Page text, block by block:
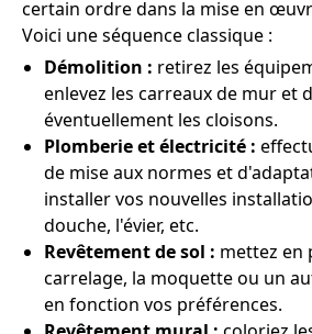
certain ordre dans la mise en
Voici une séquence classique :
Démolition : retirez les
enlevez les carreaux de mur et
éventuellement les cloisons.
Plomberie et électricité :
de mise aux normes et
installer vos nouvelles
douche, l'évier, etc.
Revêtement de sol : mettez en
carrelage, la moquette ou un
en fonction vos préférences.